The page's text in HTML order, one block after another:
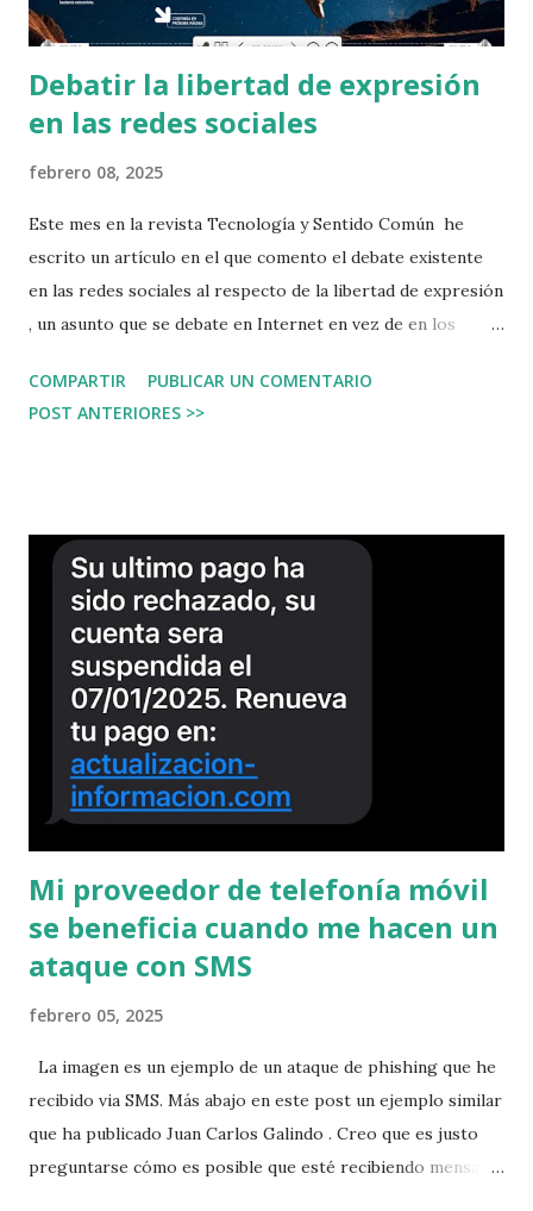
Debatir la libertad de expresión
en las redes sociales
febrero 08, 2025
Este mes en la revista Tecnología y Sentido Común he
escrito un artículo en el que comento el debate existente
en las redes sociales al respecto de la libertad de expresión
, un asunto que se debate en Internet en vez de en los
opinar en un asunto de ciberseguridad tan importante.
Puedes leer y descargar la revista en esta dirección:
COMPARTIR
PUBLICAR UN COMENTARIO
POST ANTERIORES >>
Mi proveedor de telefonía móvil
se beneficia cuando me hacen un
ataque con SMS
febrero 05, 2025
La imagen es un ejemplo de un ataque de phishing que he
recibido via SMS. Más abajo en este post un ejemplo similar
que ha publicado Juan Carlos Galindo . Creo que es justo
preguntarse cómo es posible que esté recibiendo mensajes